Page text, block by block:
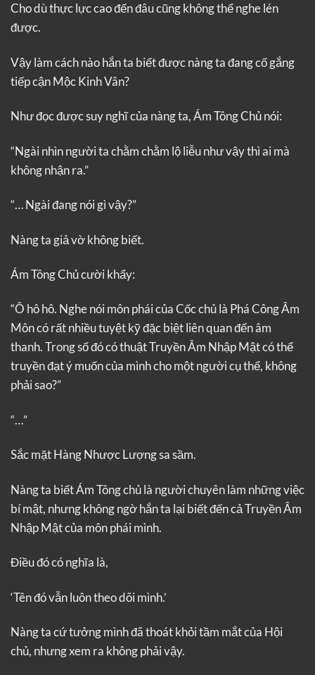
Cho dù thực lực cao đến đâu cũng không thể nghe lén
được.
Vậy làm cách nào hắn ta biết được nàng ta đang cố gắng
tiếp cận Mộc Kinh Vân?
Như đọc được suy nghĩ của nàng ta, Ám Tông Chủ nói:
“Ngài nhìn người ta chằm chằm lộ liễu như vậy thì ai mà
không nhận ra.”
“… Ngài đang nói gì vậy?”
Nàng ta giả vờ không biết.
Ám Tông Chủ cười khẩy:
“Ô hô hô. Nghe nói môn phái của Cốc chủ là Phá Công Âm
Môn có rất nhiều tuyệt kỹ đặc biệt liên quan đến âm
thanh. Trong số đó có thuật Truyền Âm Nhập Mật có thể
truyền đạt ý muốn của mình cho một người cụ thể, không
phải sao?”
“…”
Sắc mặt Hàng Nhược Lượng sa sầm.
Nàng ta biết Ám Tông chủ là người chuyên làm những việc
bí mật, nhưng không ngờ hắn ta lại biết đến cả Truyền Âm
Nhập Mật của môn phái mình.
Điều đó có nghĩa là,
‘Tên đó vẫn luôn theo dõi mình.’
Nàng ta cứ tưởng mình đã thoát khỏi tầm mắt của Hội
chủ, nhưng xem ra không phải vậy.